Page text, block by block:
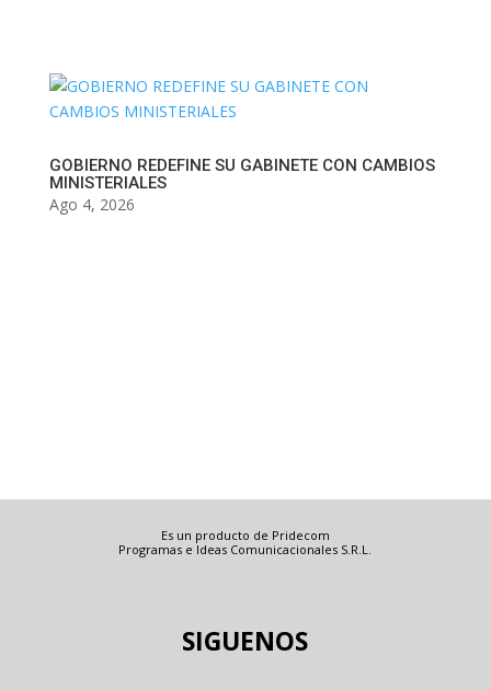
GOBIERNO REDEFINE SU GABINETE CON CAMBIOS
MINISTERIALES
Ago 4, 2026
Es un producto de Pridecom
Programas e Ideas Comunicacionales S.R.L.
SIGUENOS